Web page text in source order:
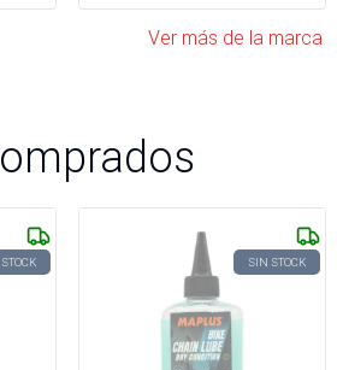
Ver más de la marca
SIN STOCK